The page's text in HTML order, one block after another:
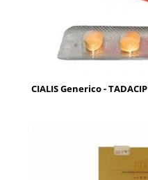
CIALIS Generico - TADACIP